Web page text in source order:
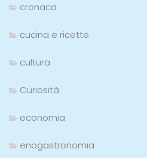
cronaca
cucina e ricette
cultura
Curiosità
economia
enogastronomia